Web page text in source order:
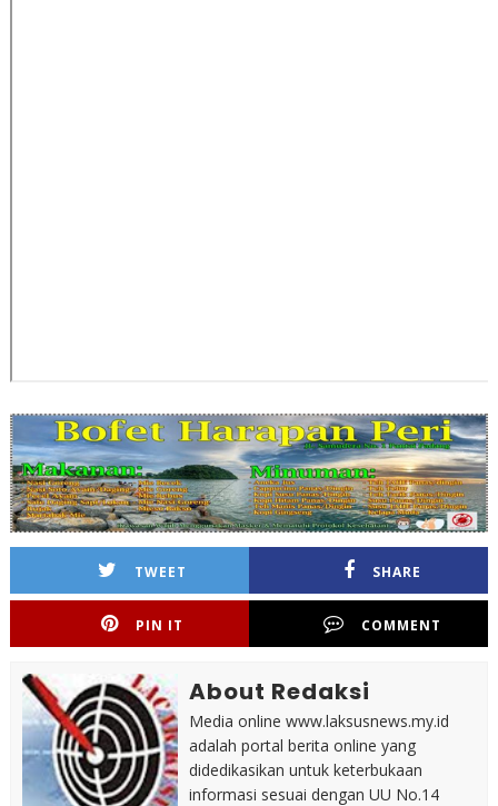
TWEET SHARE
PIN IT COMMENT
About Redaksi
Media online www.laksusnews.my.id
adalah portal berita online yang
didedikasikan untuk keterbukaan
informasi sesuai dengan UU No.14